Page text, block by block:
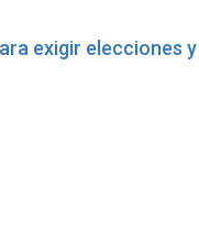
exigir elecciones y